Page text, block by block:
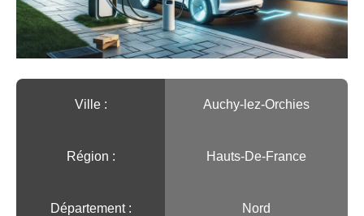
Ville :️ Auchy-lez-Orchies
Région :️ Hauts-De-France
Département : Nord